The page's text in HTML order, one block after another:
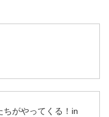
がやってくる！in